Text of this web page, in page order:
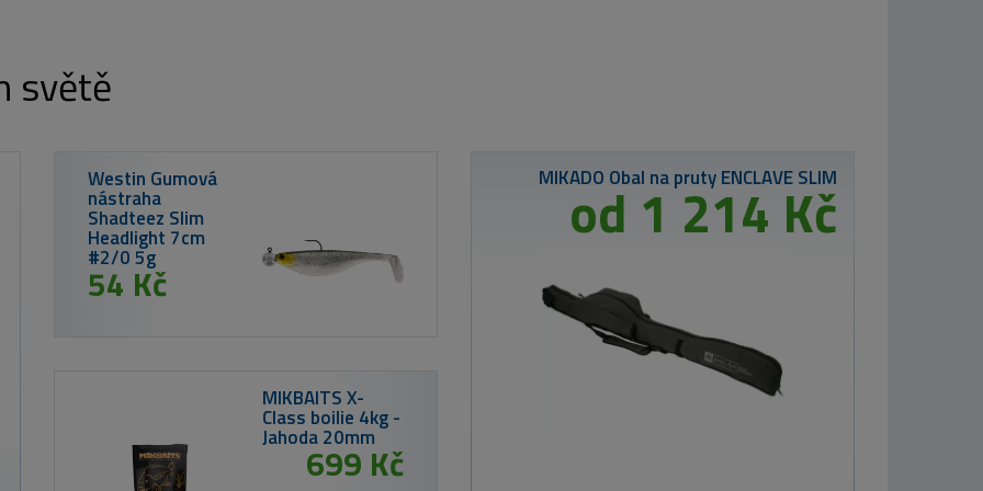
světě
ENCLAVE SLIM
Kč
od 2 480 Kč
Kinetic Brodící boty X4 Felt
TB Baits Method
Mix Corn 2 kg
299 Kč